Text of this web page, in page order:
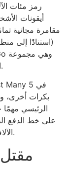
رمز مئات
أيقونات
مقامرة مجانية
(استنادًا إلى
الفتحات الأثرية المربحة للغاية للمطور الرئيسي.
على خط الدفع
الآلاف لا يتضمن إجراءات خاصة أو سلسلة مكافآت.